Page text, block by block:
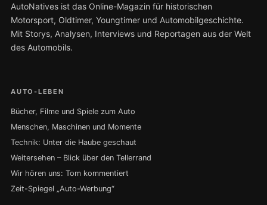
AutoNatives ist das Online-Magazin für historischen
Motorsport, Oldtimer, Youngtimer und Automobilgeschichte.
Mit Storys, Analysen, Interviews und Reportagen aus der Welt
des Automobils.
AUTO-LEBEN
Bücher, Filme und Spiele zum Auto
Menschen, Maschinen und Momente
Technik: Unter die Haube geschaut
Weitersehen – Blick über den Tellerrand
Wir hören uns: Tom kommentiert
Zeit-Spiegel „Auto-Werbung“